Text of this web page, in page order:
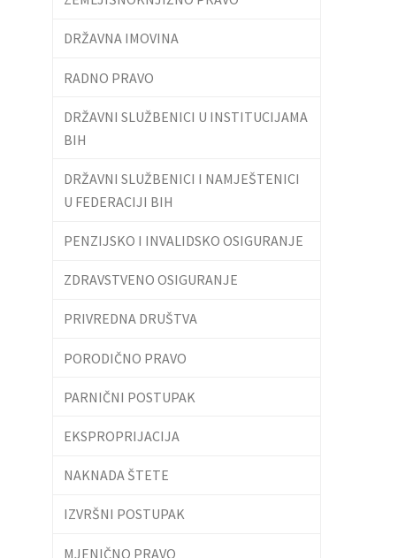
DRŽAVNA IMOVINA
RADNO PRAVO
DRŽAVNI SLUŽBENICI U INSTITUCIJAMA
BIH
DRŽAVNI SLUŽBENICI I NAMJEŠTENICI
U FEDERACIJI BIH
PENZIJSKO I INVALIDSKO OSIGURANJE
ZDRAVSTVENO OSIGURANJE
PRIVREDNA DRUŠTVA
PORODIČNO PRAVO
PARNIČNI POSTUPAK
EKSPROPRIJACIJA
NAKNADA ŠTETE
IZVRŠNI POSTUPAK
MJENIČNO PRAVO